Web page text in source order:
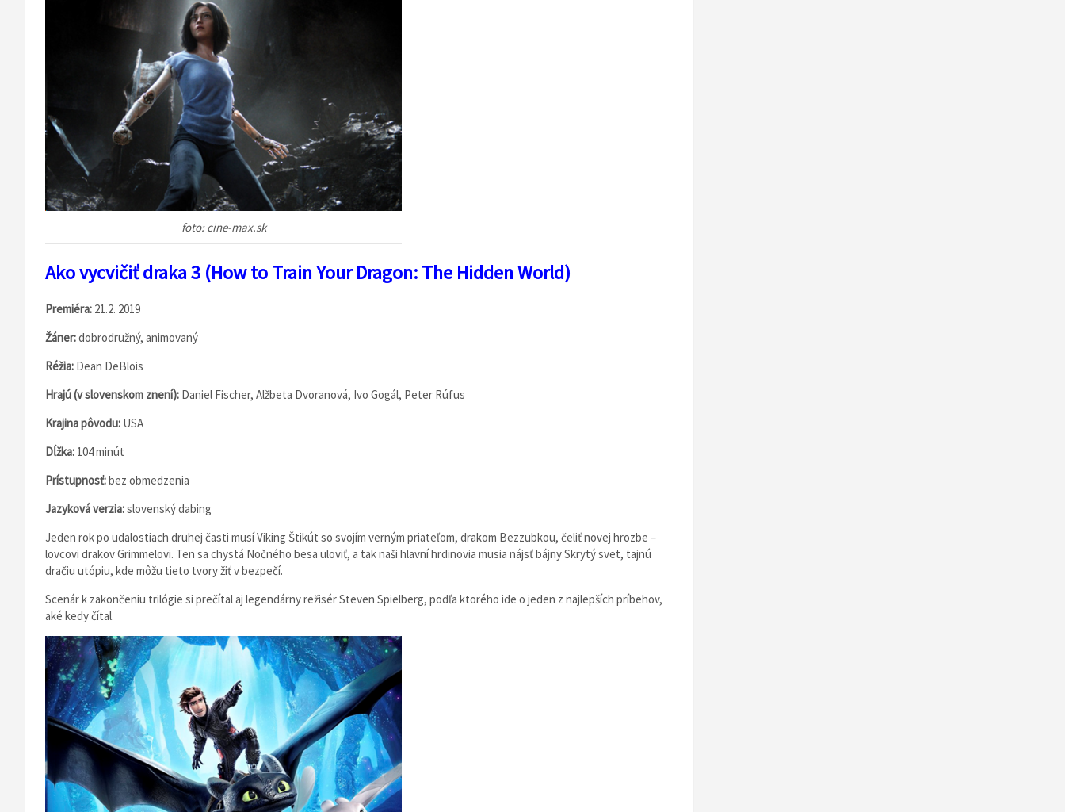
foto: cine-max.sk
Ako vycvičiť draka 3 (How to Train Your Dragon: The Hidden World)
Premiéra: 21.2. 2019
Žáner:dobrodružný, animovaný
Réžia: Dean DeBlois
Hrajú (v slovenskom znení): Daniel Fischer, Alžbeta Dvoranová, Ivo Gogál, Peter Rúfus
Krajina pôvodu: USA
Dĺžka: 104 minút
Prístupnosť:bez obmedzenia
Jazyková verzia:slovenský dabing
Jeden rok po udalostiach druhej časti musí Viking Štikút so svojím verným priateľom, drakom Bezzubkou, čeliť novej hrozbe –
lovcovi drakov Grimmelovi. Ten sa chystá Nočného besa uloviť, a tak naši hlavní hrdinovia musia nájsť bájny Skrytý svet, tajnú
dračiu utópiu, kde môžu tieto tvory žiť v bezpečí.
Scenár k zakončeniu trilógie si prečítal aj legendárny režisér Steven Spielberg, podľa ktorého ide o jeden z najlepších príbehov,
aké kedy čítal.